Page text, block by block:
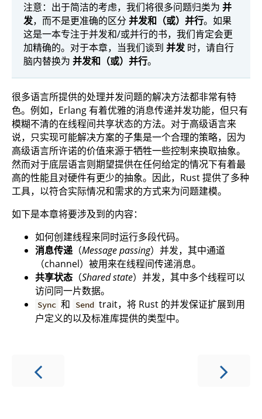
注意：出于简洁的考虑，我们将很多问题归类为 并
发，而不是更准确的区分 并发和（或）并行。如果
这是一本专注于并发和/或并行的书，我们肯定会更
加精确的。对于本章，当我们谈到 并发时，请自行
脑内替换为 并发和（或）并行。
很多语言所提供的处理并发问题的解决方法都非常有特
色。例如，Erlang 有着优雅的消息传递并发功能，但只有
模糊不清的在线程间共享状态的方法。对于高级语言来
说，只实现可能解决方案的子集是一个合理的策略，因为
高级语言所许诺的价值来源于牺牲一些控制来换取抽象。
然而对于底层语言则期望提供在任何给定的情况下有着最
高的性能且对硬件有更少的抽象。因此，Rust 提供了多种
工具，以符合实际情况和需求的方式来为问题建模。
如下是本章将要涉及到的内容：
如何创建线程来同时运行多段代码。
消息传递（Message passing）并发，其中通道
（channel）被用来在线程间传递消息。
共享状态 （Shared state）并发，其中多个线程可以
访问同一片数据。
Sync 和 Send trait，将 Rust 的并发保证扩展到用
户定义的以及标准库提供的类型中。